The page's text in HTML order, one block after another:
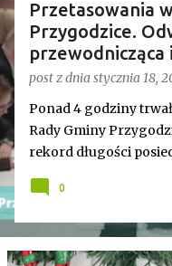
Przetasowania
Przygodzice.
przewodnicząca
post z dniastycznia 18,
Ponad 4 godziny
Rady Gminy
rekord długości
„ZMIANA”. Jednym z
Wnuk finalnie stracił
przewodniczącą
0